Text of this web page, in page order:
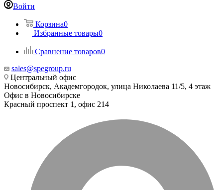
Войти
Корзина0
Избранные товары0
Сравнение товаров0
sales@spegroup.ru
Центральный офис
Новосибирск, Академгородок, улица Николаева 11/5, 4 этаж
Офис в Новосибирске
Красный проспект 1, офис 214